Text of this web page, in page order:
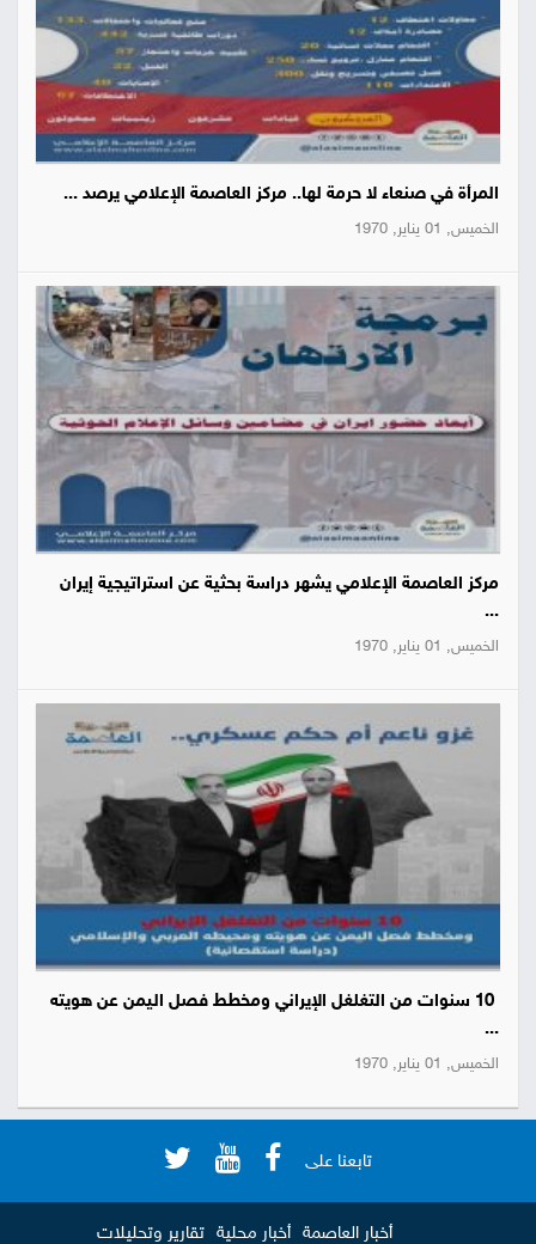
المرأة في صنعاء لا حرمة لها.. مركز العاصمة الإعلامي يرصد ...
الخميس, 01 يناير, 1970
مركز العاصمة الإعلامي يشهر دراسة بحثية عن استراتيجية إيران
...
الخميس, 01 يناير, 1970
10 سنوات من التغلغل الإيراني ومخطط فصل اليمن عن هويته
...
الخميس, 01 يناير, 1970
تابعنا على
أخبار العاصمة أخبار محلية تقارير وتحليلات